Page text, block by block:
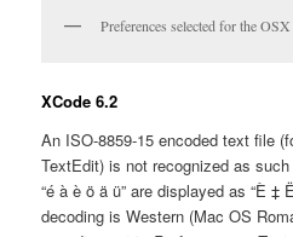
Preferences selected for the
XCode 6.2
An ISO-8859-15 encoded text file
TextEdit) is not recognized as
“é à è ö ä ü” are displayed as “È ‡
decoding is Western (Mac OS